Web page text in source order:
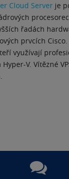
Cloud Server je
řadách
prvcích
využívají
V. Vítězné
.